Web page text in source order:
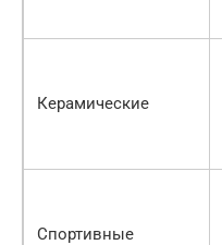
Керамические
Спортивные